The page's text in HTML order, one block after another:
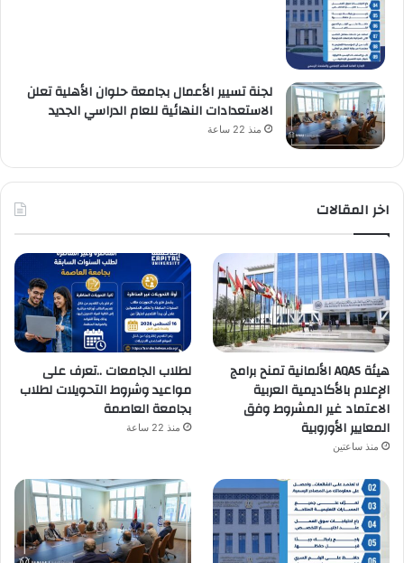
لجنة تسيير الأعمال بجامعة حلوان الأهلية تعلن
الاستعدادات النهائية للعام الدراسي الجديد
منذ 22 ساعة
اخر المقالات
هيئة AQAS الألمانية تمنح برامج
الإعلام بالأكاديمية العربية
الاعتماد غير المشروط وفق
المعايير الأوروبية
منذ ساعتين
لطلاب الجامعات ..تعرف على
مواعيد وشروط التحويلات لطلاب
بجامعة العاصمة
منذ 22 ساعة